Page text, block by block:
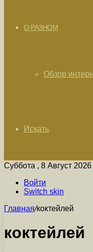
О РАЗНОМ
Обзор
Искать
Суббота , 8 Август 2026
Войти
Switch skin
Главная/коктейлей
коктейлей